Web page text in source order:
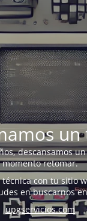
descansamos
momento retomar.
con tu sitio
en buscarnos en
upgservicios.com